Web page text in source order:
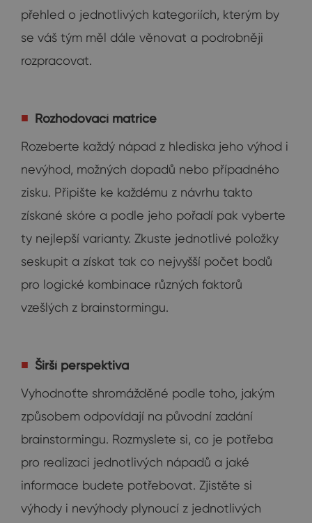
přehled o jednotlivých kategoriích, kterým by
se váš tým měl dále věnovat a podrobněji
rozpracovat.
Rozhodovací matrice
Rozeberte každý nápad z hlediska jeho výhod i
nevýhod, možných dopadů nebo případného
zisku. Připište ke každému z návrhu takto
získané skóre a podle jeho pořadí pak vyberte
ty nejlepší varianty. Zkuste jednotlivé položky
seskupit a získat tak co nejvyšší počet bodů
pro logické kombinace různých faktorů
vzešlých z brainstormingu.
Širší perspektiva
Vyhodnoťte shromážděné podle toho, jakým
způsobem odpovídají na původní zadání
brainstormingu. Rozmyslete si, co je potřeba
pro realizaci jednotlivých nápadů a jaké
informace budete potřebovat. Zjistěte si
výhody i nevýhody plynoucí z jednotlivých